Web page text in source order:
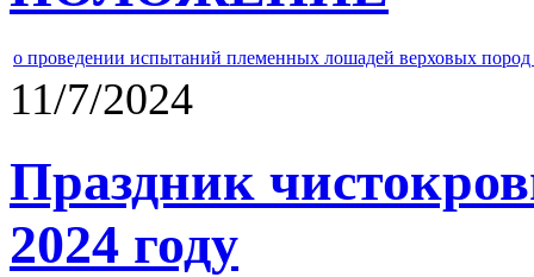
о проведении испытаний племенных лошадей верховых
11/7/2024
Праздник
2024 году